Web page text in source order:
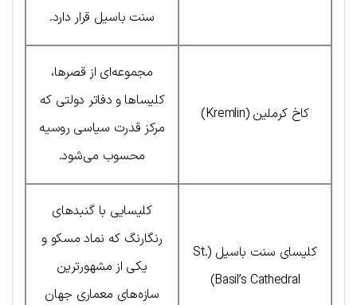
سنت باسیل قرار دارد.
کاخ کرملین (Kremlin)
مجموعه‌ای از قصرها،
کلیساها و دفاتر دولتی که
مرکز قدرت سیاسی روسیه
محسوب می‌شود.
کلیسای سنت باسیل (St.
Basil’s Cathedral)
کلیسایی با گنبدهای
رنگارنگ که نماد مسکو و
یکی از مشهورترین
سازه‌های معماری جهان